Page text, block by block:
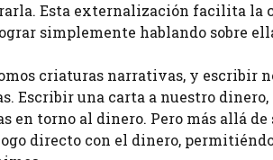
Esta externalización facilita la
simplemente hablando sobre
criaturas narrativas, y escribir
Escribir una carta a nuestro
en torno al dinero. Pero más allá
directo con el dinero,